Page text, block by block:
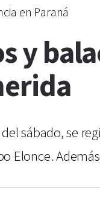
en Paraná
y
sábado, se
Elonce.